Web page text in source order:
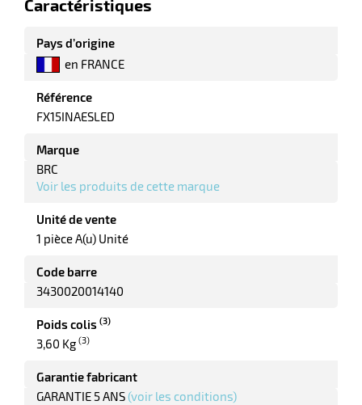
Caractéristiques
Pays d’origine
en FRANCE
Référence
FX15INAESLED
Marque
BRC
Voir les produits de cette marque
Unité de vente
1 pièce A(u) Unité
Code barre
3430020014140
Poids colis (3)
3,60 Kg (3)
Garantie fabricant
GARANTIE 5 ANS (voir les conditions)